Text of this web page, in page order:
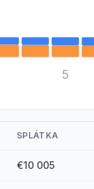
5
SPLÁTKA
€10 005